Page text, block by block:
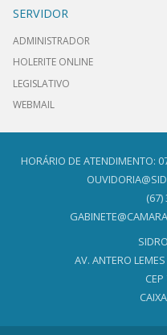
SERVIDOR
ADMINISTRADOR
HOLERITE ONLINE
LEGISLATIVO
WEBMAIL
HORÁRIO DE ATENDIMENTO:
(67)
AV. ANTERO